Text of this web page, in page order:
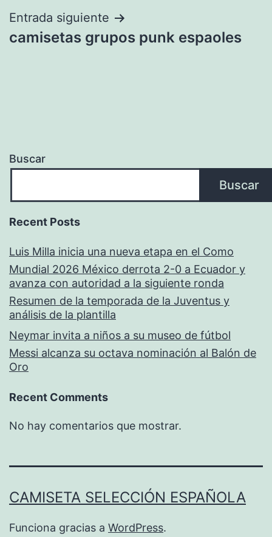
Entrada siguiente
camisetas grupos punk espaoles
Buscar
Buscar
Recent Posts
Luis Milla inicia una nueva etapa en el Como
Mundial 2026 México derrota 2-0 a Ecuador y
avanza con autoridad a la siguiente ronda
Resumen de la temporada de la Juventus y
análisis de la plantilla
Neymar invita a niños a su museo de fútbol
Messi alcanza su octava nominación al Balón de
Oro
Recent Comments
No hay comentarios que mostrar.
CAMISETA SELECCIÓN ESPAÑOLA
Funciona gracias a WordPress.